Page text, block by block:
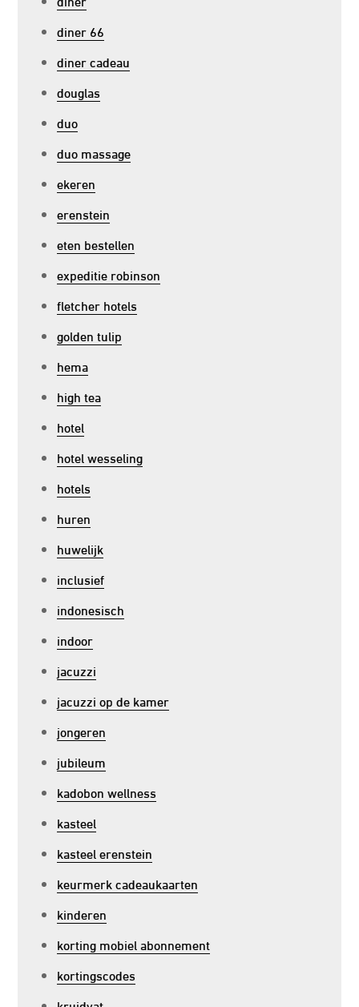
diner 66
diner cadeau
douglas
duo
duo massage
ekeren
erenstein
eten bestellen
expeditie robinson
fletcher hotels
golden tulip
hema
high tea
hotel
hotel wesseling
hotels
huren
huwelijk
inclusief
indonesisch
indoor
jacuzzi
jacuzzi op de kamer
jongeren
jubileum
kadobon wellness
kasteel
kasteel erenstein
keurmerk cadeaukaarten
kinderen
korting mobiel abonnement
kortingscodes